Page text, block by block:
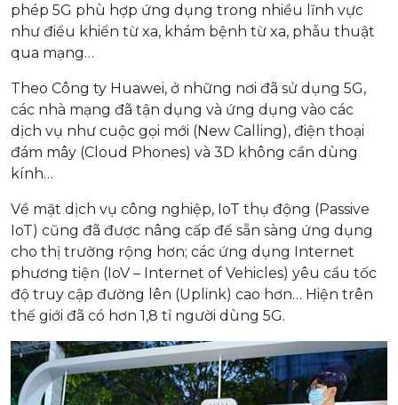
phép 5G phù hợp ứng dụng trong nhiều lĩnh vực
như điều khiển từ xa, khám bệnh từ xa, phẫu thuật
qua mạng…
Theo Công ty Huawei, ở những nơi đã sử dụng 5G,
các nhà mạng đã tận dụng và ứng dụng vào các
dịch vụ như cuộc gọi mới (New Calling), điện thoại
đám mây (Cloud Phones) và 3D không cần dùng
kính…
Về mặt dịch vụ công nghiệp, IoT thụ động (Passive
IoT) cũng đã được nâng cấp để sẵn sàng ứng dụng
cho thị trường rộng hơn; các ứng dụng Internet
phương tiện (IoV – Internet of Vehicles) yêu cầu tốc
độ truy cập đường lên (Uplink) cao hơn… Hiện trên
thế giới đã có hơn 1,8 tỉ người dùng 5G.